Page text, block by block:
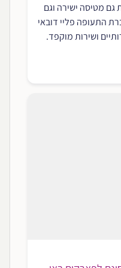
גם מטיסה ישירה וגם
התעופה פליי דובאי
ושירות מוקפד.